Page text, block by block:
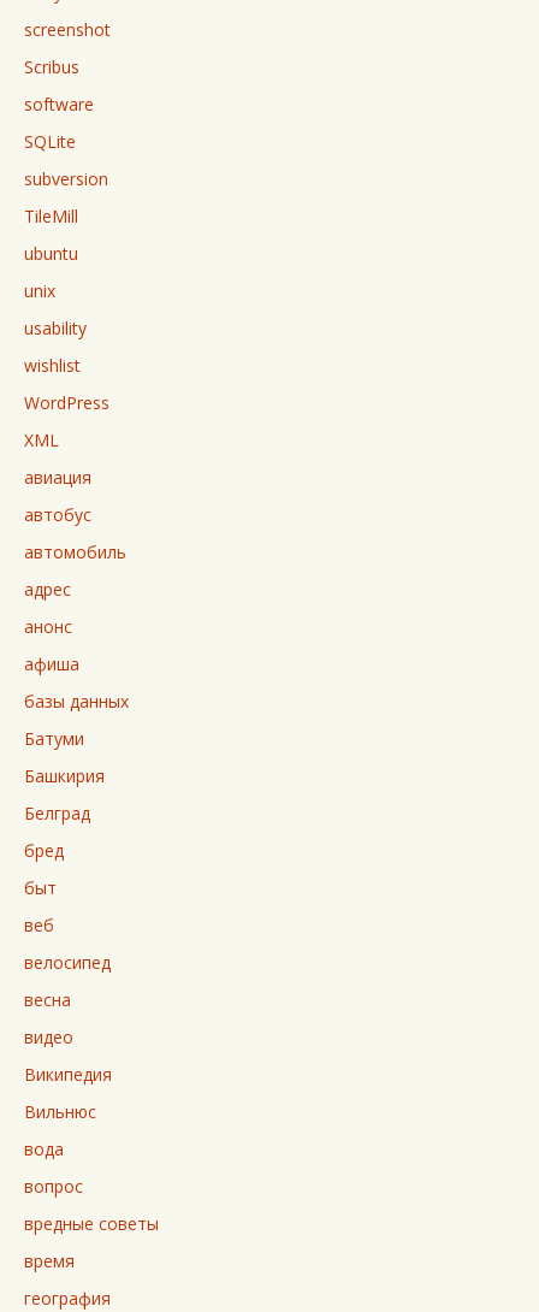
screenshot
Scribus
software
SQLite
subversion
TileMill
ubuntu
unix
usability
wishlist
WordPress
XML
авиация
автобус
автомобиль
адрес
анонс
афиша
базы данных
Батуми
Башкирия
Белград
бред
быт
веб
велосипед
весна
видео
Википедия
Вильнюс
вода
вопрос
вредные советы
время
география